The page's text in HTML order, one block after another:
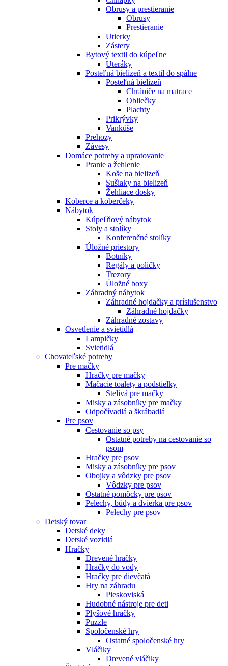
Obrusy a prestieranie
Obrusy
Prestieranie
Utierky
Zástery
Bytový textil do kúpeľne
Uteráky
Posteľná bielizeň a textil do spálne
Posteľná bielizeň
Chrániče na matrace
Obliečky
Plachty
Prikrývky
Vankúše
Prehozy
Závesy
Domáce potreby a upratovanie
Pranie a žehlenie
Koše na bielizeň
Sušiaky na bielizeň
Žehliace dosky
Koberce a koberčeky
Nábytok
Kúpeľňový nábytok
Stoly a stolíky
Konferenčné stolíky
Úložné priestory
Botníky
Regály a poličky
Trezory
Úložné boxy
Záhradný nábytok
Záhradné hojdačky a príslušenstvo
Záhradné hojdačky
Záhradné zostavy
Osvetlenie a svietidlá
Lampičky
Svietidlá
Chovateľské potreby
Pre mačky
Hračky pre mačky
Mačacie toalety a podstielky
Stelivá pre mačky
Misky a zásobníky pre mačky
Odpočívadlá a škrábadlá
Pre psov
Cestovanie so psy
Ostatné potreby na cestovanie so
psom
Hračky pre psov
Misky a zásobníky pre psov
Obojky a vôdzky pre psov
Vôdzky pre psov
Ostatné pomôcky pre psov
Pelechy, búdy a dvierka pre psov
Pelechy pre psov
Detský tovar
Detské deky
Detské vozidlá
Hračky
Drevené hračky
Hračky do vody
Hračky pre dievčatá
Hry na záhradu
Pieskoviská
Hudobné nástroje pre deti
Plyšové hračky
Puzzle
Spoločenské hry
Ostatné spoločenské hry
Vláčiky
Drevené vláčiky